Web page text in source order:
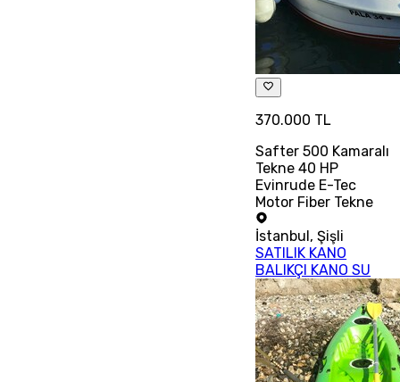
370.000 TL
Safter 500 Kamaralı
Tekne 40 HP
Evinrude E-Tec
Motor Fiber Tekne
İstanbul,Şişli
SATILIK KANO
BALIKÇI KANO SU